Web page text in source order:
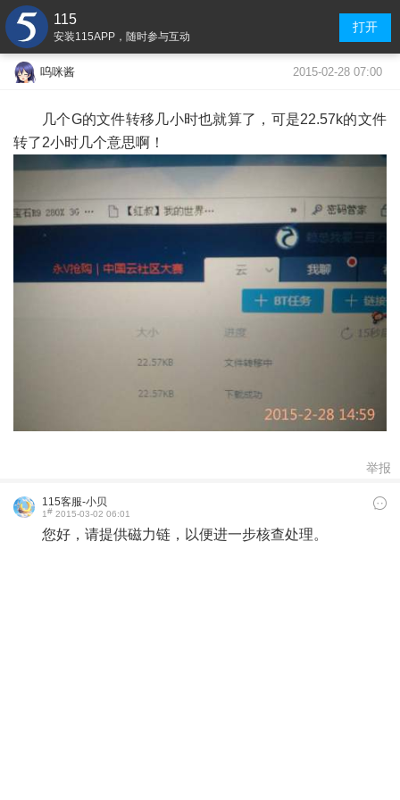
115
安装115APP，随时参与互动
打开
呜咪酱 2015-02-28 07:00
几个G的文件转移几小时也就算了，可是22.57k的文件
转了2小时几个意思啊！
举报
115客服-小贝
1# 2015-03-02 06:01
您好，请提供磁力链，以便进一步核查处理。